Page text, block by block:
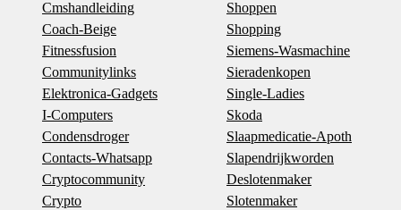
Cmshandleiding
Coach-Beige
Fitnessfusion
Communitylinks
Elektronica-Gadgets
I-Computers
Condensdroger
Contacts-Whatsapp
Cryptocommunity
Crypto
Shoppen
Shopping
Siemens-Wasmachine
Sieradenkopen
Single-Ladies
Skoda
Slaapmedicatie-Apoth
Slapendrijkworden
Deslotenmaker
Slotenmaker